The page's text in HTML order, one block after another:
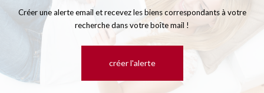
Créer une alerte email et recevez les biens correspondants à votre
recherche dans votre boîte mail !
créer l'alerte